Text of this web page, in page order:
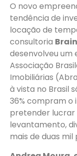
O novo
tendência de
locação de
consultoria
desenvolveu um
Associação
Imobiliárias
à vista no Brasil
36% compram o
pretender lucrar
levantamento,
mais de duas mil